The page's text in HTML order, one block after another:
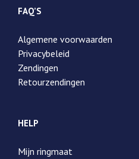
FAQ’S
Algemene voorwaarden
Privacybeleid
Zendingen
Retourzendingen
HELP
Mijn ringmaat